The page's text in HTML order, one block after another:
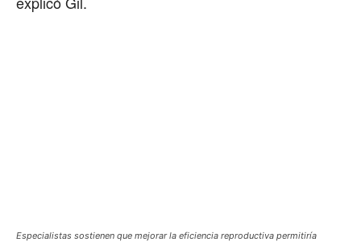
Especialistas sostienen que mejorar la eficiencia reproductiva permitiría